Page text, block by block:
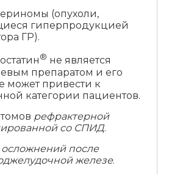
(опухоли,
гиперпродукцией
ГР).
® не является
препаратом и его
может привести к
категории пациентов.
рефрактерной
со СПИД.
осложнений после
железе.